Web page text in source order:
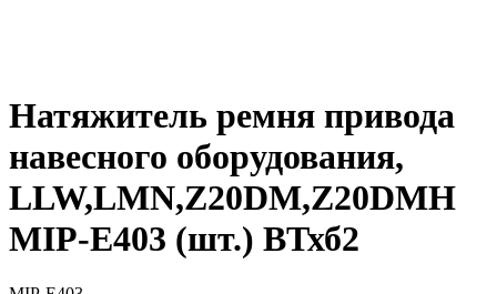
Натяжитель ремня привода
навесного оборудования,
LLW,LMN,Z20DM,Z20DMH
MIP-E403 (шт.) ВТхб2